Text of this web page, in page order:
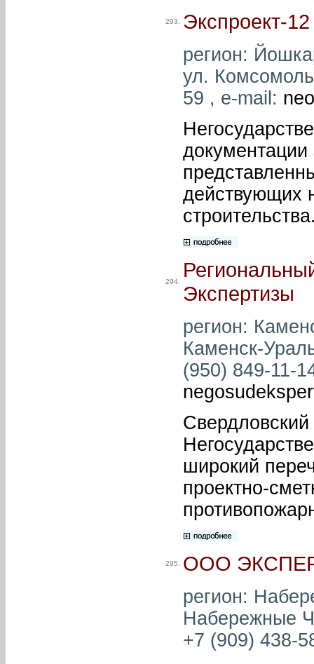
293. Экспроект-12
регион:
ул.
59 , e-mail:
документации
действующих
294.
Экспертизы
регион:
Каменск-
(950) 849-11-
широкий
проектно-
295. ООО
регион:
Набережные
+7 (909) 438-